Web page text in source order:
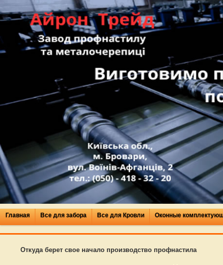
Главная Все для забора Все для Кровли Оконные
Откуда берет свое начало производство профнастила